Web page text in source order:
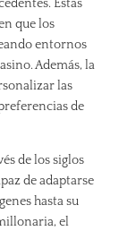
Estas
que los
entornos
Además, la
las
de
de los siglos
de adaptarse
hasta su
el